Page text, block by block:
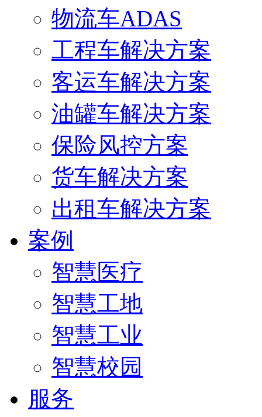
物流车ADAS
工程车解决方案
客运车解决方案
油罐车解决方案
保险风控方案
货车解决方案
出租车解决方案
案例
智慧医疗
智慧工地
智慧工业
智慧校园
服务